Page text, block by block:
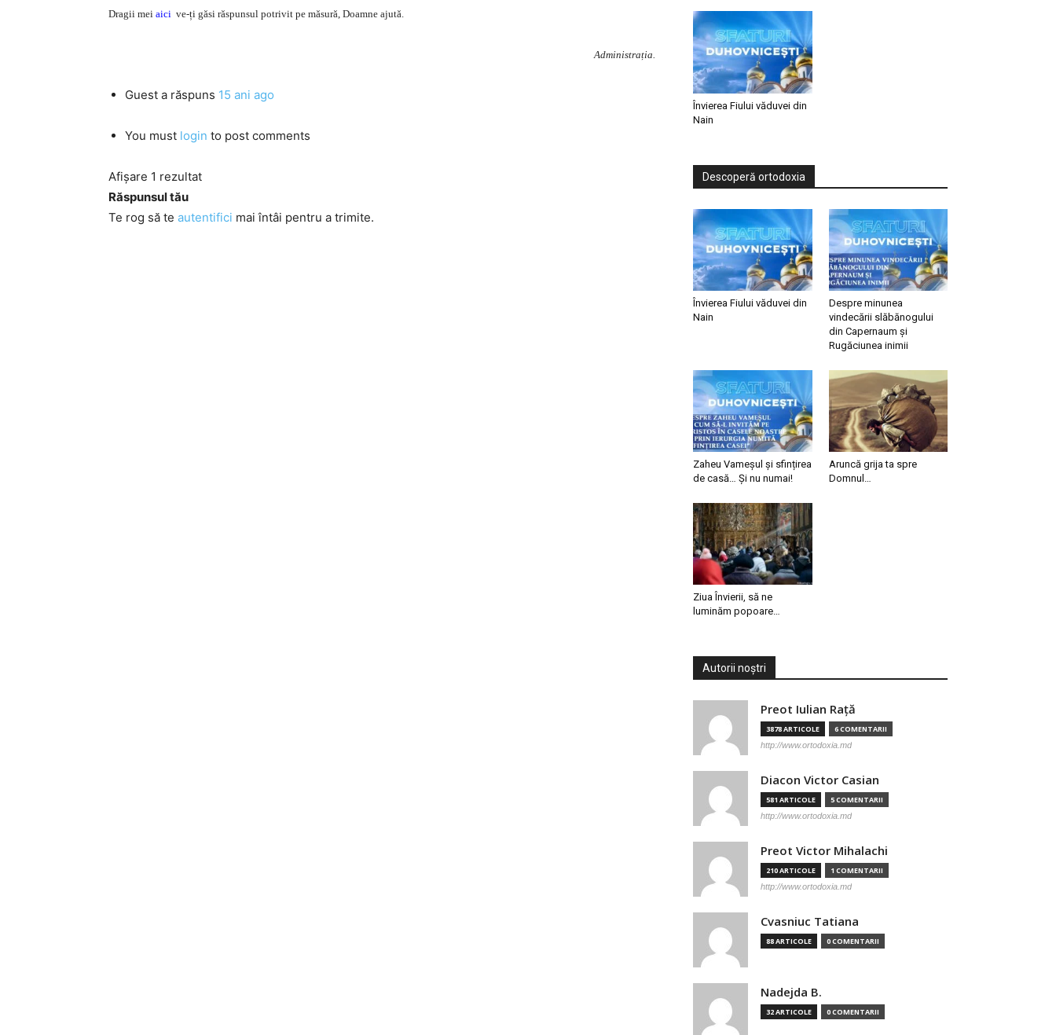
Dragii mei aici ve-ți găsi răspunsul potrivit pe măsură, Doamne ajută.
Administrația.
Guest a răspuns 15 ani ago
You must login to post comments
Afișare 1 rezultat
Răspunsul tău
Te rog să te autentifici mai întâi pentru a trimite.
Învierea Fiului văduvei din
Nain
Descoperă ortodoxia
Învierea Fiului văduvei din
Nain
Despre minunea
vindecării slăbănogului
din Capernaum și
Rugăciunea inimii
Zaheu Vameșul și sfințirea
de casă… Și nu numai!
Aruncă grija ta spre
Domnul…
Ziua Învierii, să ne
luminăm popoare…
Autorii noștri
Preot Iulian Raţă
3878 ARTICOLE 6 COMENTARII
http://www.ortodoxia.md
Diacon Victor Casian
581 ARTICOLE 5 COMENTARII
http://www.ortodoxia.md
Preot Victor Mihalachi
210 ARTICOLE 1 COMENTARII
http://www.ortodoxia.md
Cvasniuc Tatiana
88 ARTICOLE 0 COMENTARII
Nadejda B.
32 ARTICOLE 0 COMENTARII